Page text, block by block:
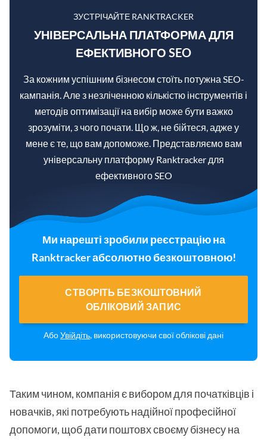
ЗУСТРІЧАЙТЕ RANKTRACKER
УНІВЕРСАЛЬНА ПЛАТФОРМА ДЛЯ
ЕФЕКТИВНОГО SEO
За кожним успішним бізнесом стоїть потужна SEO-
кампанія. Але з незліченною кількістю інструментів і
методів оптимізації на вибір може бути важко
зрозуміти, з чого почати. Що ж, не бійтеся, адже у
мене є те, що вам допоможе. Представляємо вам
універсальну платформу Ranktracker для
ефективного SEO
Ми нарешті зробили реєстрацію на
Ranktracker абсолютно безкоштовною!
СТВОРІТЬ БЕЗКОШТОВНИЙ
ОБЛІКОВИЙ ЗАПИС
АбоУвійдіть, використовуючи свої облікові дані
Таким чином, компанія є вибором для початківців і
новачків, які потребують надійної професійної
допомоги, щоб дати поштовх своєму бізнесу на